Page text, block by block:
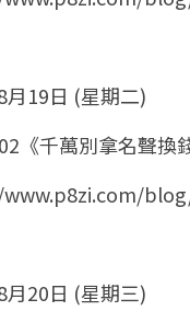
月19日 (星期二)
《千萬別拿名聲換
月20日 (星期三)